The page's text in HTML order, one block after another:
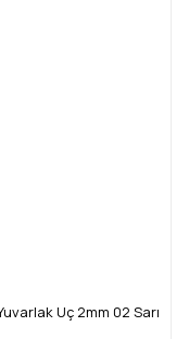
Uç 2mm 02 Sarı